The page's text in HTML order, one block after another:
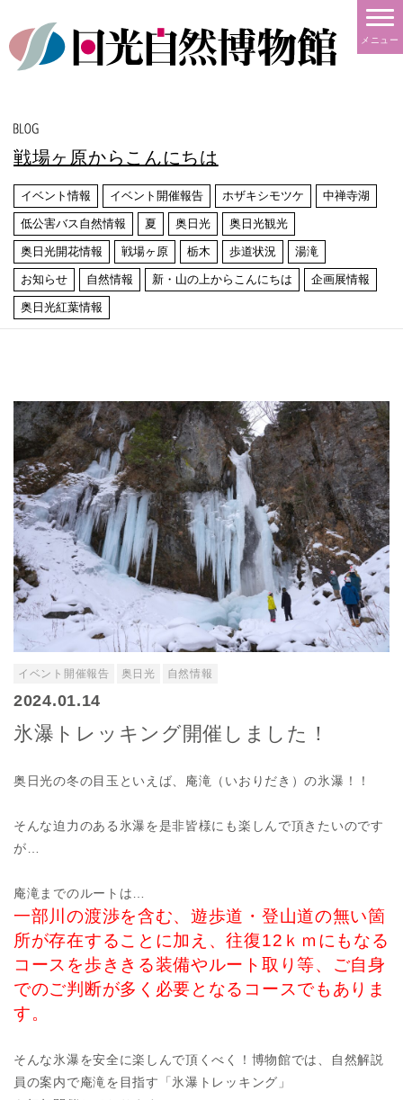
メニュー
戦場ヶ原からこんにちは
イベント情報 イベント開催報告 ホザキシモツケ 中禅寺湖
低公害バス自然情報 夏 奥日光 奥日光観光
奥日光開花情報 戦場ヶ原 栃木 歩道状況 湯滝
お知らせ 自然情報 新・山の上からこんにちは 企画展情報
奥日光紅葉情報
イベント開催報告 奥日光 自然情報
2024.01.14
氷瀑トレッキング開催しました！
奥日光の冬の目玉といえば、庵滝（いおりだき）の氷瀑！！
そんな迫力のある氷瀑を是非皆様にも楽しんで頂きたいのです
が…
庵滝までのルートは…
一部川の渡渉を含む、遊歩道・登山道の無い箇
所が存在することに加え、往復12ｋｍにもなる
コースを歩ききる装備やルート取り等、ご自身
でのご判断が多く必要となるコースでもありま
す。
そんな氷瀑を安全に楽しんで頂くべく！博物館では、自然解説
員の案内で庵滝を目指す「氷瀑トレッキング」